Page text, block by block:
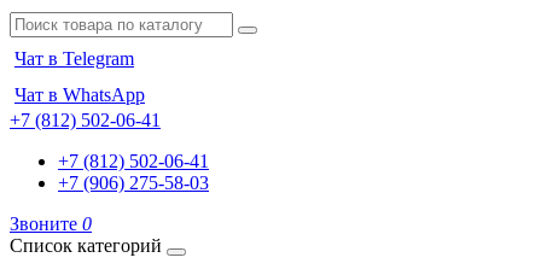
Чат в Telegram
Чат в WhatsApp
+7 (812) 502-06-41
+7 (812) 502-06-41
+7 (906) 275-58-03
Звоните 0
Список категорий